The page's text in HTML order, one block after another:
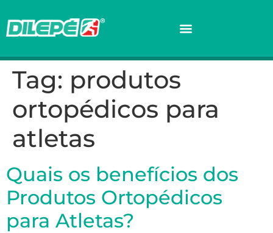
Tag: produtos
ortopédicos para
atletas
Quais os benefícios dos
Produtos Ortopédicos
para Atletas?